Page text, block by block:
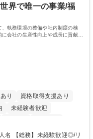
部門、コーポレート部門）
大学
界で唯一の事業/福
執務環境の整備や社内制度の検
会社の生産性向上や成長に貢献し
り
資格取得支援あり
未経験者歓迎
土日祝休み 服装自由